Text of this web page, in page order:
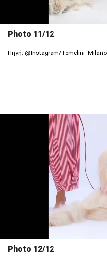
Photo 11/12
Πηγή: @Ιnstagram/Temelini_Milano
Photo 12/12